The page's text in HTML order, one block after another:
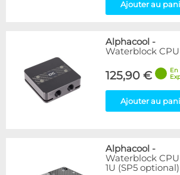
Ajouter au
Alphacool -
Waterblock CPU
125,90 €
En
Ajouter au
Alphacool -
Waterblock
1U (SP5 optional)